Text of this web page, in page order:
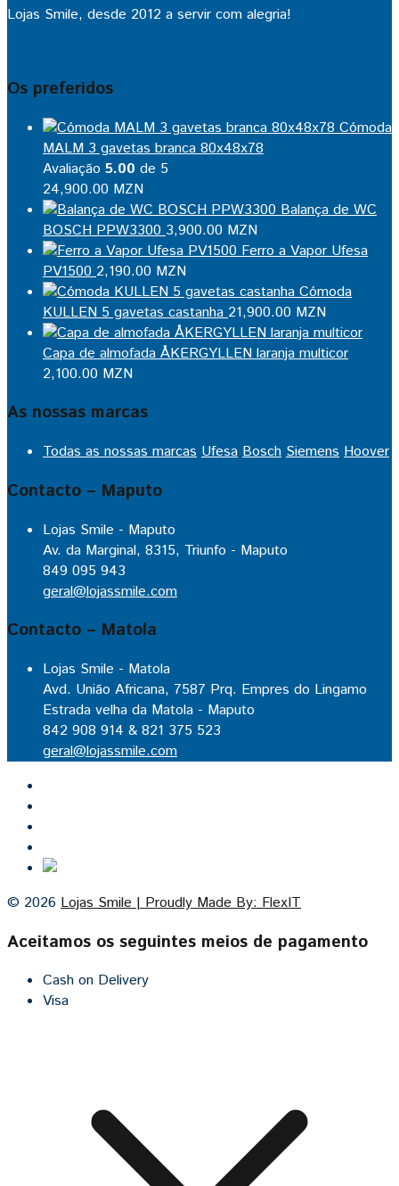
Lojas Smile, desde 2012 a servir com alegria!
Os preferidos
Cómoda
MALM 3 gavetas branca 80x48x78
Avaliação 5.00 de 5
24,900.00 MZN
Balança de WC
BOSCH PPW3300 3,900.00 MZN
Ferro a Vapor Ufesa
PV1500 2,190.00 MZN
Cómoda
KULLEN 5 gavetas castanha 21,900.00 MZN
Capa de almofada ÅKERGYLLEN laranja multicor
2,100.00 MZN
As nossas marcas
Todas as nossas marcas Ufesa Bosch Siemens Hoover
Contacto – Maputo
Lojas Smile - Maputo
Av. da Marginal, 8315, Triunfo - Maputo
849 095 943
geral@lojassmile.com
Contacto – Matola
Lojas Smile - Matola
Avd. União Africana, 7587 Prq. Empres do Lingamo
Estrada velha da Matola - Maputo
842 908 914 & 821 375 523
geral@lojassmile.com
© 2026 Lojas Smile | Proudly Made By: FlexIT
Aceitamos os seguintes meios de pagamento
Cash on Delivery
Visa